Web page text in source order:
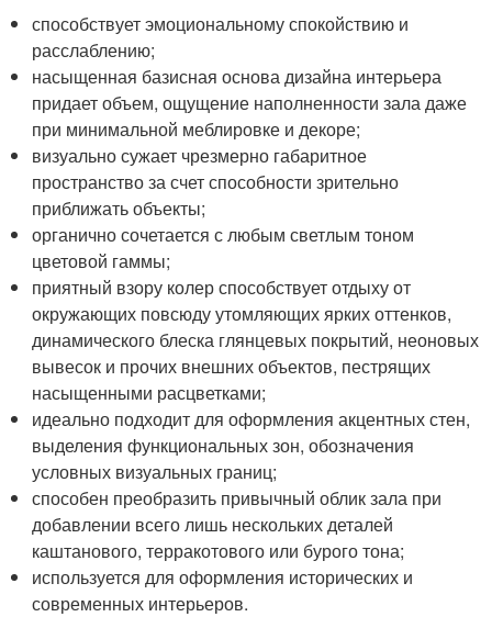
способствует эмоциональному спокойствию и
расслаблению;
насыщенная базисная основа дизайна интерьера
придает объем, ощущение наполненности зала даже
при минимальной меблировке и декоре;
визуально сужает чрезмерно габаритное
пространство за счет способности зрительно
приближать объекты;
органично сочетается с любым светлым тоном
цветовой гаммы;
приятный взору колер способствует отдыху от
окружающих повсюду утомляющих ярких оттенков,
динамического блеска глянцевых покрытий, неоновых
вывесок и прочих внешних объектов, пестрящих
насыщенными расцветками;
идеально подходит для оформления акцентных стен,
выделения функциональных зон, обозначения
условных визуальных границ;
способен преобразить привычный облик зала при
добавлении всего лишь нескольких деталей
каштанового, терракотового или бурого тона;
используется для оформления исторических и
современных интерьеров.